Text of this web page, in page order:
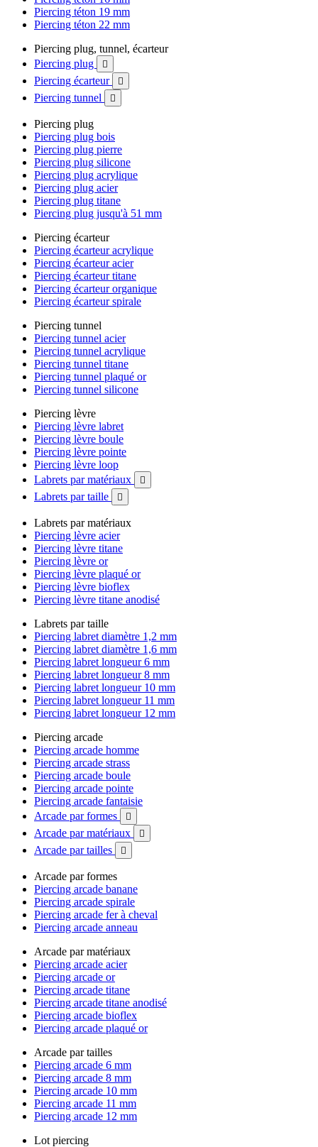
Piercing téton 19 mm
Piercing téton 22 mm
Piercing plug, tunnel, écarteur
Piercing plug

Piercing écarteur 
Piercing tunnel 
Piercing plug
Piercing plug bois
Piercing plug pierre
Piercing plug silicone
Piercing plug acrylique
Piercing plug acier
Piercing plug titane
Piercing plug jusqu'à 51 mm
Piercing écarteur
Piercing écarteur acrylique
Piercing écarteur acier
Piercing écarteur titane
Piercing écarteur organique
Piercing écarteur spirale
Piercing tunnel
Piercing tunnel acier
Piercing tunnel acrylique
Piercing tunnel titane
Piercing tunnel plaqué or
Piercing tunnel silicone
Piercing lèvre
Piercing lèvre labret
Piercing lèvre boule
Piercing lèvre pointe
Piercing lèvre loop
Labrets par matériaux

Labrets par taille 
Labrets par matériaux
Piercing lèvre acier
Piercing lèvre titane
Piercing lèvre or
Piercing lèvre plaqué or
Piercing lèvre bioflex
Piercing lèvre titane anodisé
Labrets par taille
Piercing labret diamètre 1,2 mm
Piercing labret diamètre 1,6 mm
Piercing labret longueur 6 mm
Piercing labret longueur 8 mm
Piercing labret longueur 10 mm
Piercing labret longueur 11 mm
Piercing labret longueur 12 mm
Piercing arcade
Piercing arcade homme
Piercing arcade strass
Piercing arcade boule
Piercing arcade pointe
Piercing arcade fantaisie
Arcade par formes

Arcade par matériaux 
Arcade par tailles 
Arcade par formes
Piercing arcade banane
Piercing arcade spirale
Piercing arcade fer à cheval
Piercing arcade anneau
Arcade par matériaux
Piercing arcade acier
Piercing arcade or
Piercing arcade titane
Piercing arcade titane anodisé
Piercing arcade bioflex
Piercing arcade plaqué or
Arcade par tailles
Piercing arcade 6 mm
Piercing arcade 8 mm
Piercing arcade 10 mm
Piercing arcade 11 mm
Piercing arcade 12 mm
Lot piercing